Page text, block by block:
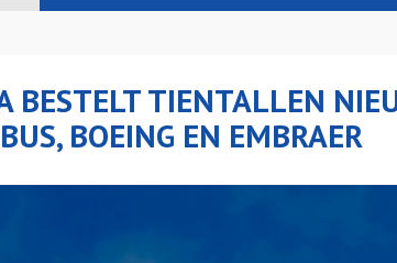
BESTELT TIENTALLEN
BOEING EN EMBRAER